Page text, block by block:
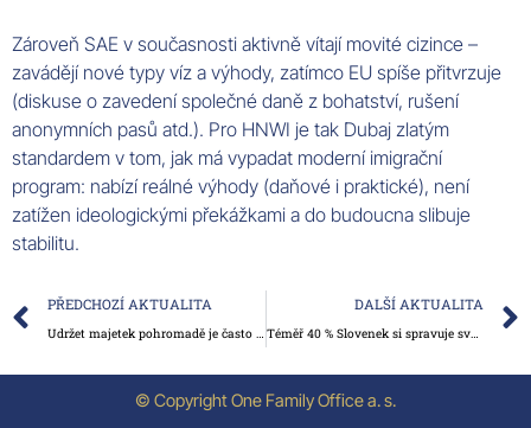
Zároveň SAE v současnosti aktivně vítají movité cizince –
zavádějí nové typy víz a výhody, zatímco EU spíše přitvrzuje
(diskuse o zavedení společné daně z bohatství, rušení
anonymních pasů atd.). Pro HNWI je tak Dubaj zlatým
standardem v tom, jak má vypadat moderní imigrační
program: nabízí reálné výhody (daňové i praktické), není
zatížen ideologickými překážkami a do budoucna slibuje
stabilitu.
Prev
PŘEDCHOZÍ AKTUALITA DALŠÍ AKTUALITA
Téměř 40 % Slovenek si spravuje svůj vlastní majetek samostatně. Ženské bohatství roste rychleji než kdy dřív
© Copyright One Family Office a. s.